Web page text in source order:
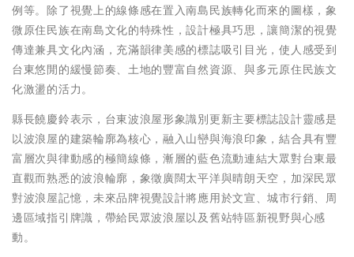
例等。除了視覺上的線條感在置入南島民族轉化而來的圖樣，象
微原住民族在南島文化的特殊性，設計極具巧思，讓簡潔的視覺
傳達兼具文化內涵，充滿韻律美感的標誌吸引目光，使人感受到
台東悠閒的緩慢節奏、土地的豐富自然資源、與多元原住民族文
化激盪的活力。
縣長饒慶鈴表示，台東波浪屋形象識別更新主要標誌設計靈感是
以波浪屋的建築輪廓為核心，融入山巒與海浪印象，結合具有豐
富層次與律動感的極簡線條，漸層的藍色流動連結大眾對台東最
直觀而熟悉的波浪輪廓，象徵廣闊太平洋與晴朗天空，加深民眾
對波浪屋記憶，未來品牌視覺設計將應用於文宣、城市行銷、周
邊區域指引牌識，帶給民眾波浪屋以及舊站特區新視野與心感
動。